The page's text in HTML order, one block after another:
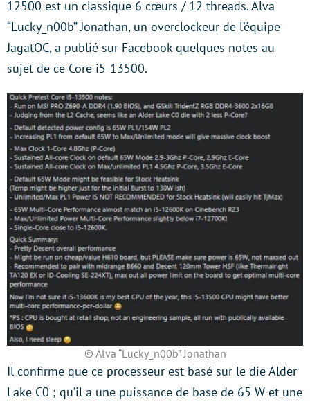
12500 est un classique 6 cœurs / 12 threads. Alva
“Lucky_n00b” Jonathan, un overclockeur de l’équipe
JagatOC, a publié sur Facebook quelques notes au
sujet de ce Core i5-13500.
© Alva “Lucky_n00b” Jonathan
Il confirme que ce processeur est basé sur le die Alder
Lake C0 ; qu’il a une puissance de base de 65 W et une